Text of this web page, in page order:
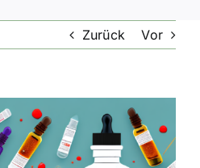
Zurück Vor